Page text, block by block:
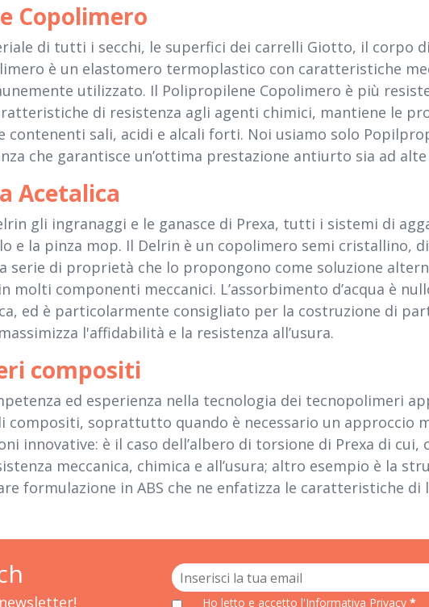
Copolimero
di tutti i secchi, le superfici dei carrelli Giotto, il corpo
è un elastomero termoplastico con caratteristiche
utilizzato. Il Polipropilene Copolimero è più
di resistenza agli agenti chimici, mantiene le
contenenti sali, acidi e alcali forti. Noi usiamo solo
che garantisce un’ottima prestazione antiurto sia ad
Acetalica
gli ingranaggi e le ganasce di Prexa, tutti i sistemi di
e la pinza mop. Il Delrin è un copolimero semi cristallino,
serie di proprietà che lo propongono come soluzione
molti componenti meccanici. L’assorbimento d’acqua è
ed è particolarmente consigliato per la costruzione di
l'affidabilità e la resistenza all’usura.
compositi
ed esperienza nella tecnologia dei tecnopolimeri
soprattutto quando è necessario un approccio
innovative: è il caso dell’albero di torsione di Prexa di
meccanica, chimica e all’usura; altro esempio è la
formulazione in ABS che ne enfatizza le caratteristiche
Ho letto e accetto l'Informativa Privacy *